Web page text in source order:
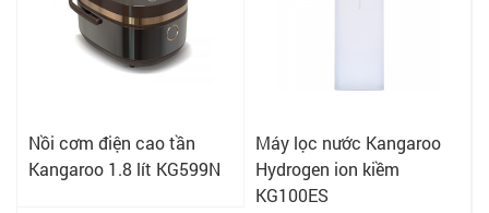
Nồi cơm điện cao tần
Kangaroo 1.8 lít KG599N
Máy lọc nước Kangaroo
Hydrogen ion kiềm
KG100ES